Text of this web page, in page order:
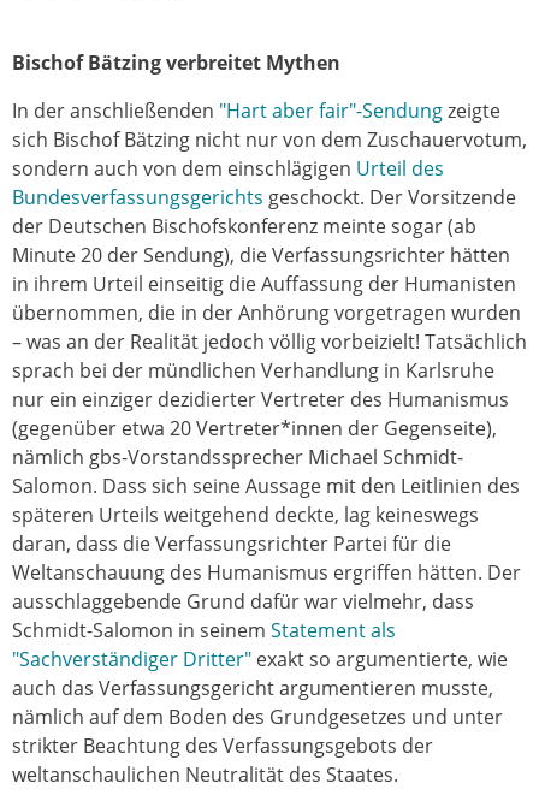
Bischof Bätzing verbreitet Mythen
In der anschließenden "Hart aber fair"-Sendungzeigte
sich Bischof Bätzing nicht nur von dem Zuschauervotum,
sondern auch von dem einschlägigen Urteil des
Bundesverfassungsgerichts geschockt. Der Vorsitzende
der Deutschen Bischofskonferenz meinte sogar (ab
Minute 20 der Sendung), die Verfassungsrichter hätten
in ihrem Urteil einseitig die Auffassung der Humanisten
übernommen, die in der Anhörung vorgetragen wurden
– was an der Realität jedoch völlig vorbeizielt! Tatsächlich
sprach bei der mündlichen Verhandlung in Karlsruhe
nur ein einziger dezidierter Vertreter des Humanismus
(gegenüber etwa 20 Vertreter*innen der Gegenseite),
nämlich gbs-Vorstandssprecher Michael Schmidt-
Salomon. Dass sich seine Aussage mit den Leitlinien des
späteren Urteils weitgehend deckte, lag keineswegs
daran, dass die Verfassungsrichter Partei für die
Weltanschauung des Humanismus ergriffen hätten. Der
ausschlaggebende Grund dafür war vielmehr, dass
Schmidt-Salomon in seinem Statement als
"Sachverständiger Dritter" exakt so argumentierte, wie
auch das Verfassungsgericht argumentieren musste,
nämlich auf dem Boden des Grundgesetzes und unter
strikter Beachtung des Verfassungsgebots der
weltanschaulichen Neutralität des Staates.